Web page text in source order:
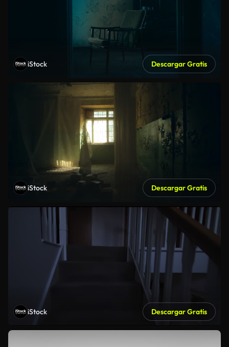
iStock Descargar Gratis
iStock Descargar Gratis
iStock Descargar Gratis